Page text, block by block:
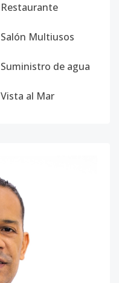
Restaurante
Salón Multiusos
Suministro de agua
Vista al Mar